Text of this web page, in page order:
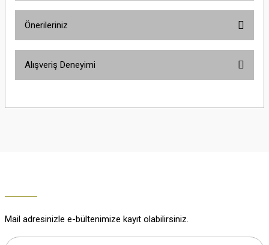
Önerileriniz
yetersiz gördüğünüz noktaları öneri formunu kullanarak tarafımıza
Alışveriş Deneyimi
Mail adresinizle e-bültenimize kayıt olabilirsiniz.